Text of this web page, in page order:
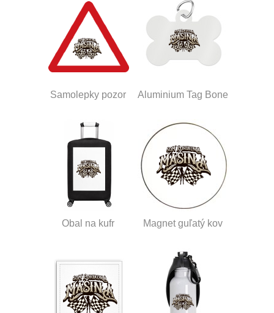
Samolepky pozor Aluminium Tag Bone
Obal na kufr Magnet guľatý kov